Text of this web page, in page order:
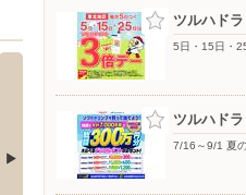
ツルハド
5日・15日・
ツルハド
7/16～9/1 夏